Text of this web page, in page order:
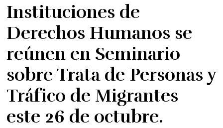
Instituciones de
Derechos Humanos se
reúnen en Seminario
sobre Trata de Personas y
Tráfico de Migrantes
este 26 de octubre.